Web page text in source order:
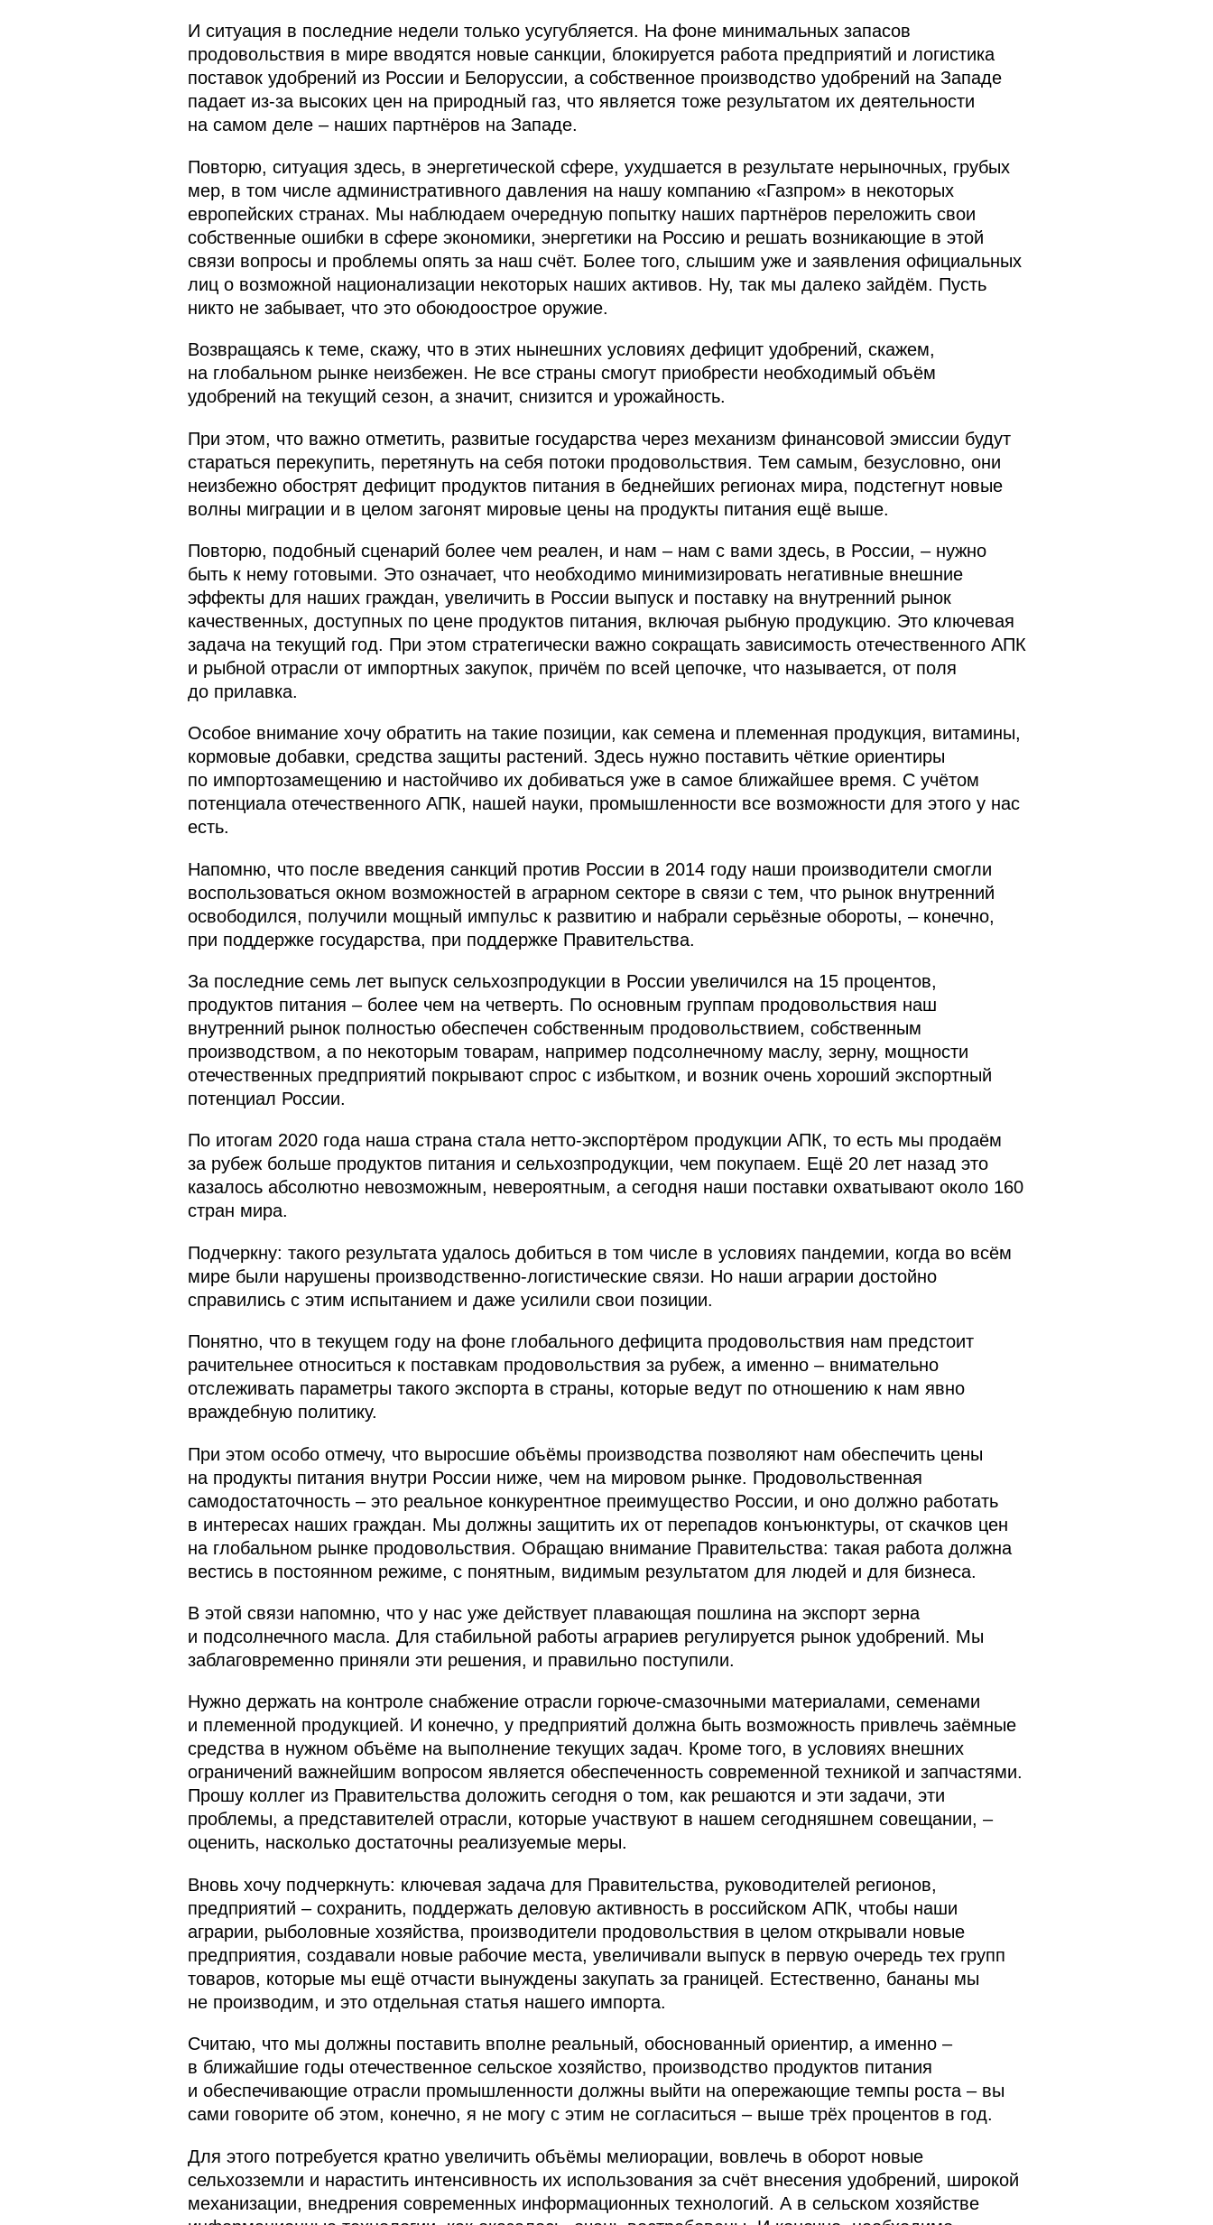
И ситуация в последние недели только усугубляется. На фоне минимальных запасов
продовольствия в мире вводятся новые санкции, блокируется работа предприятий и логистика
поставок удобрений из России и Белоруссии, а собственное производство удобрений на Западе
падает из-за высоких цен на природный газ, что является тоже результатом их деятельности
на самом деле – наших партнёров на Западе.
Повторю, ситуация здесь, в энергетической сфере, ухудшается в результате нерыночных, грубых
мер, в том числе административного давления на нашу компанию «Газпром» в некоторых
европейских странах. Мы наблюдаем очередную попытку наших партнёров переложить свои
собственные ошибки в сфере экономики, энергетики на Россию и решать возникающие в этой
связи вопросы и проблемы опять за наш счёт. Более того, слышим уже и заявления официальных
лиц о возможной национализации некоторых наших активов. Ну, так мы далеко зайдём. Пусть
никто не забывает, что это обоюдоострое оружие.
Возвращаясь к теме, скажу, что в этих нынешних условиях дефицит удобрений, скажем,
на глобальном рынке неизбежен. Не все страны смогут приобрести необходимый объём
удобрений на текущий сезон, а значит, снизится и урожайность.
При этом, что важно отметить, развитые государства через механизм финансовой эмиссии будут
стараться перекупить, перетянуть на себя потоки продовольствия. Тем самым, безусловно, они
неизбежно обострят дефицит продуктов питания в беднейших регионах мира, подстегнут новые
волны миграции и в целом загонят мировые цены на продукты питания ещё выше.
Повторю, подобный сценарий более чем реален, и нам – нам с вами здесь, в России, – нужно
быть к нему готовыми. Это означает, что необходимо минимизировать негативные внешние
эффекты для наших граждан, увеличить в России выпуск и поставку на внутренний рынок
качественных, доступных по цене продуктов питания, включая рыбную продукцию. Это ключевая
задача на текущий год. При этом стратегически важно сокращать зависимость отечественного АПК
и рыбной отрасли от импортных закупок, причём по всей цепочке, что называется, от поля
до прилавка.
Особое внимание хочу обратить на такие позиции, как семена и племенная продукция, витамины,
кормовые добавки, средства защиты растений. Здесь нужно поставить чёткие ориентиры
по импортозамещению и настойчиво их добиваться уже в самое ближайшее время. С учётом
потенциала отечественного АПК, нашей науки, промышленности все возможности для этого у нас
есть.
Напомню, что после введения санкций против России в 2014 году наши производители смогли
воспользоваться окном возможностей в аграрном секторе в связи с тем, что рынок внутренний
освободился, получили мощный импульс к развитию и набрали серьёзные обороты, – конечно,
при поддержке государства, при поддержке Правительства.
За последние семь лет выпуск сельхозпродукции в России увеличился на 15 процентов,
продуктов питания – более чем на четверть. По основным группам продовольствия наш
внутренний рынок полностью обеспечен собственным продовольствием, собственным
производством, а по некоторым товарам, например подсолнечному маслу, зерну, мощности
отечественных предприятий покрывают спрос с избытком, и возник очень хороший экспортный
потенциал России.
По итогам 2020 года наша страна стала нетто-экспортёром продукции АПК, то есть мы продаём
за рубеж больше продуктов питания и сельхозпродукции, чем покупаем. Ещё 20 лет назад это
казалось абсолютно невозможным, невероятным, а сегодня наши поставки охватывают около 160
стран мира.
Подчеркну: такого результата удалось добиться в том числе в условиях пандемии, когда во всём
мире были нарушены производственно-логистические связи. Но наши аграрии достойно
справились с этим испытанием и даже усилили свои позиции.
Понятно, что в текущем году на фоне глобального дефицита продовольствия нам предстоит
рачительнее относиться к поставкам продовольствия за рубеж, а именно – внимательно
отслеживать параметры такого экспорта в страны, которые ведут по отношению к нам явно
враждебную политику.
При этом особо отмечу, что выросшие объёмы производства позволяют нам обеспечить цены
на продукты питания внутри России ниже, чем на мировом рынке. Продовольственная
самодостаточность – это реальное конкурентное преимущество России, и оно должно работать
в интересах наших граждан. Мы должны защитить их от перепадов конъюнктуры, от скачков цен
на глобальном рынке продовольствия. Обращаю внимание Правительства: такая работа должна
вестись в постоянном режиме, с понятным, видимым результатом для людей и для бизнеса.
В этой связи напомню, что у нас уже действует плавающая пошлина на экспорт зерна
и подсолнечного масла. Для стабильной работы аграриев регулируется рынок удобрений. Мы
заблаговременно приняли эти решения, и правильно поступили.
Нужно держать на контроле снабжение отрасли горюче-смазочными материалами, семенами
и племенной продукцией. И конечно, у предприятий должна быть возможность привлечь заёмные
средства в нужном объёме на выполнение текущих задач. Кроме того, в условиях внешних
ограничений важнейшим вопросом является обеспеченность современной техникой и запчастями.
Прошу коллег из Правительства доложить сегодня о том, как решаются и эти задачи, эти
проблемы, а представителей отрасли, которые участвуют в нашем сегодняшнем совещании, –
оценить, насколько достаточны реализуемые меры.
Вновь хочу подчеркнуть: ключевая задача для Правительства, руководителей регионов,
предприятий – сохранить, поддержать деловую активность в российском АПК, чтобы наши
аграрии, рыболовные хозяйства, производители продовольствия в целом открывали новые
предприятия, создавали новые рабочие места, увеличивали выпуск в первую очередь тех групп
товаров, которые мы ещё отчасти вынуждены закупать за границей. Естественно, бананы мы
не производим, и это отдельная статья нашего импорта.
Считаю, что мы должны поставить вполне реальный, обоснованный ориентир, а именно –
в ближайшие годы отечественное сельское хозяйство, производство продуктов питания
и обеспечивающие отрасли промышленности должны выйти на опережающие темпы роста – вы
сами говорите об этом, конечно, я не могу с этим не согласиться – выше трёх процентов в год.
Для этого потребуется кратно увеличить объёмы мелиорации, вовлечь в оборот новые
сельхозземли и нарастить интенсивность их использования за счёт внесения удобрений, широкой
механизации, внедрения современных информационных технологий. А в сельском хозяйстве